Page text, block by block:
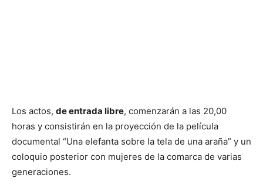
Los actos, de entrada libre, comenzarán a las 20,00
horas y consistirán en la proyección de la película
documental “Una elefanta sobre la tela de una araña” y un
coloquio posterior con mujeres de la comarca de varias
generaciones.